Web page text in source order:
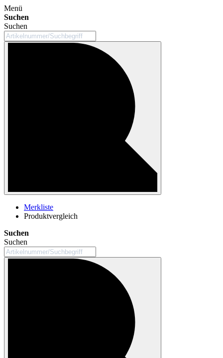
Menü
Suchen
Suchen
Merkliste
Produktvergleich
Suchen
Suchen